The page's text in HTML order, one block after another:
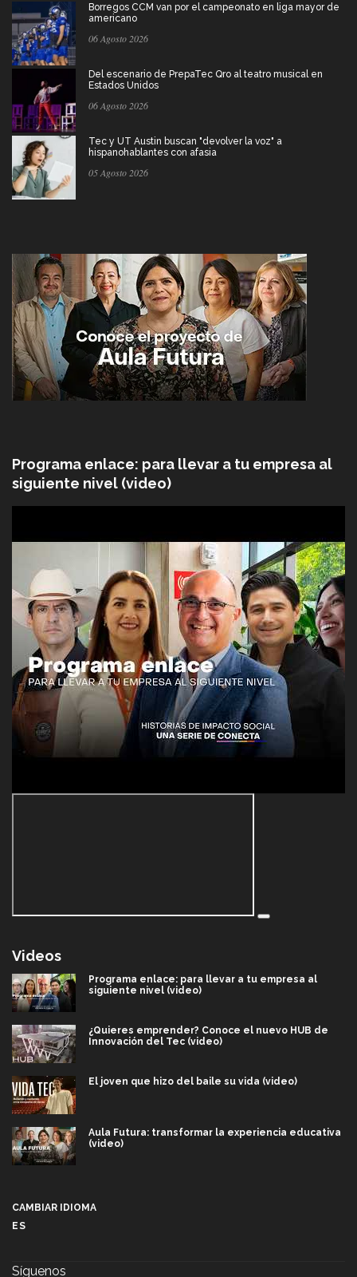
Borregos CCM van por el campeonato en liga mayor de
americano
06 Agosto 2026
Del escenario de PrepaTec Qro al teatro musical en
Estados Unidos
06 Agosto 2026
Tec y UT Austin buscan "devolver la voz" a
hispanohablantes con afasia
05 Agosto 2026
Programa enlace: para llevar a tu empresa al
siguiente nivel (video)
Videos
Programa enlace: para llevar a tu empresa al
siguiente nivel (video)
¿Quieres emprender? Conoce el nuevo HUB de
Innovación del Tec (video)
El joven que hizo del baile su vida (video)
Aula Futura: transformar la experiencia educativa
(video)
CAMBIAR IDIOMA
ES
Síguenos